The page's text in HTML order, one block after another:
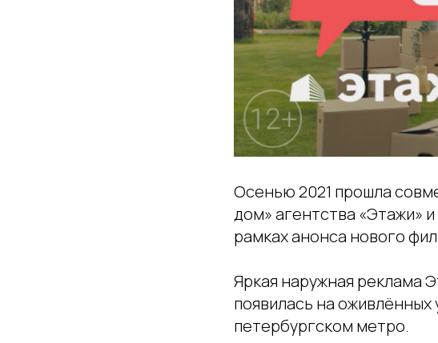
Осенью 2021 прошла
дом» агентства «Этажи»
рамках анонса нового
Яркая наружная реклама
появилась на оживлённых
петербургском метро.